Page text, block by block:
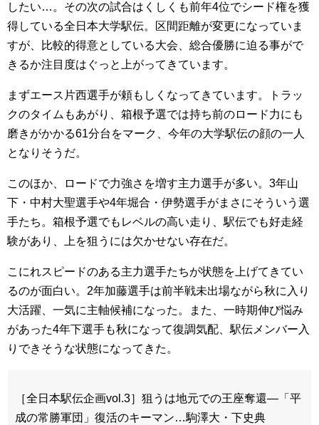
したい…。その次の試合はくしくも前年4位でシード権を獲
得している全日本大学駅伝。区間距離が変更になっていま
すが、比較的得意としている大会、総合優勝に迫る事がで
きるか注目度はぐっと上がってきています。
まずエース片西選手が頼もしくなってきています。トラッ
クのタイムもあがり、箱根予選では持ち前のロード力にも
磨きがかかる61分台をマーク、今年の大学駅伝の顔の一人
となりそうだ。
このほか、ロードで力強さを増す主力選手が多い。3年山
下・中村大聖選手や4年堀合・伊勢選手がまさにそういう選
手たち。箱根予選でもレベルの高い走り、駅伝でも好走経
験があり、上を狙うには欠かせない存在だ。
こにれスピードのある主力選手たちが状態を上げてきてい
るのが面白い。2年加藤選手は前半戦未出場ながら秋に入り
大活躍、一気に主軸候補になった。また、一時期伸び悩み
があった4年下選手も秋になって復調気配、駅伝メンバー入
りできそうな状態になってきた。
［全日本駅伝企画vol.3］狙うは地元での王座奪還―「平
成の常勝軍団」復活のキーマン…駒澤大・下史典